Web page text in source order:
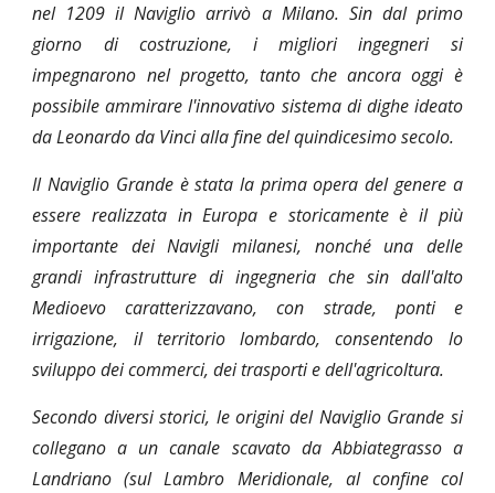
nel 1209 il Naviglio arrivò a Milano. Sin dal primo
giorno di costruzione, i migliori ingegneri si
impegnarono nel progetto, tanto che ancora oggi è
possibile ammirare l'innovativo sistema di dighe ideato
da Leonardo da Vinci alla fine del quindicesimo secolo.
Il Naviglio Grande è stata la prima opera del genere a
essere realizzata in Europa e storicamente è il più
importante dei Navigli milanesi, nonché una delle
grandi infrastrutture di ingegneria che sin dall'alto
Medioevo caratterizzavano, con strade, ponti e
irrigazione, il territorio lombardo, consentendo lo
sviluppo dei commerci, dei trasporti e dell'agricoltura.
Secondo diversi storici, le origini del Naviglio Grande si
collegano a un canale scavato da Abbiategrasso a
Landriano (sul Lambro Meridionale, al confine col